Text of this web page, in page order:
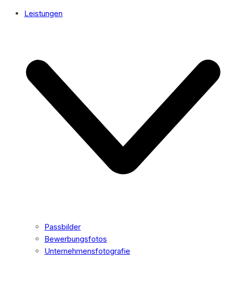
Leistungen
Passbilder
Bewerbungsfotos
Unternehmensfotografie